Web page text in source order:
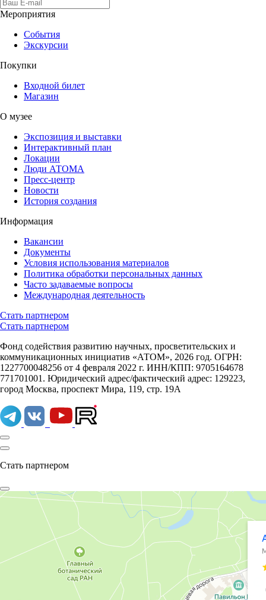
Мероприятия
События
Экскурсии
Покупки
Входной билет
Магазин
О музее
Экспозиция и выставки
Интерактивный план
Локации
Люди АТОМА
Пресс-центр
Новости
История создания
Информация
Вакансии
Документы
Условия использования материалов
Политика обработки персональных данных
Часто задаваемые вопросы
Международная деятельность
Стать партнером
Стать партнером
Фонд содействия развитию научных, просветительских и
коммуникационных инициатив «АТОМ», 2026 год. ОГРН:
1227700048256 от 4 февраля 2022 г. ИНН/КПП: 9705164678
771701001. Юридический адрес/фактический адрес: 129223,
город Москва, проспект Мира, 119, стр. 19А
Стать партнером